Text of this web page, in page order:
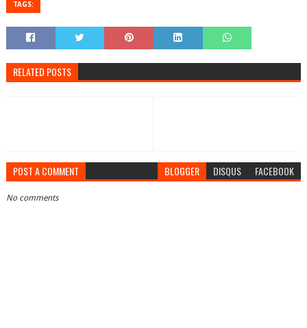
TAGS:
RELATED POSTS
POST A COMMENT BLOGGER DISQUS FACEBOOK
No comments